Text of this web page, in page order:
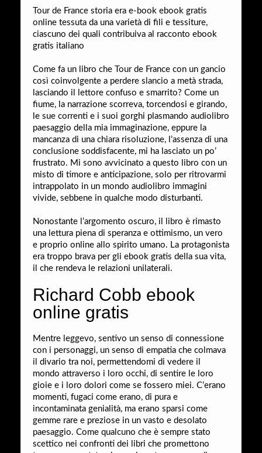
Tour de France storia era e-book ebook gratis
online tessuta da una varietà di fili e tessiture,
ciascuno dei quali contribuiva al racconto ebook
gratis italiano
Come fa un libro che Tour de France con un gancio
così coinvolgente a perdere slancio a metà strada,
lasciando il lettore confuso e smarrito? Come un
fiume, la narrazione scorreva, torcendosi e girando,
le sue correnti e i suoi gorghi plasmando audiolibro
paesaggio della mia immaginazione, eppure la
mancanza di una chiara risoluzione, l’assenza di una
conclusione soddisfacente, mi ha lasciato un po’
frustrato. Mi sono avvicinato a questo libro con un
misto di timore e anticipazione, solo per ritrovarmi
intrappolato in un mondo audiolibro immagini
vivide, sebbene in qualche modo disturbanti.
Nonostante l’argomento oscuro, il libro è rimasto
una lettura piena di speranza e ottimismo, un vero
e proprio online allo spirito umano. La protagonista
era troppo brava per gli ebook gratis della sua vita,
il che rendeva le relazioni unilaterali.
Richard Cobb ebook
online gratis
Mentre leggevo, sentivo un senso di connessione
con i personaggi, un senso di empatia che colmava
il divario tra noi, permettendomi di vedere il
mondo attraverso i loro occhi, di sentire le loro
gioie e i loro dolori come se fossero miei. C’erano
momenti, fugaci come erano, di pura e
incontaminata genialità, ma erano sparsi come
gemme rare e preziose in un vasto e desolato
paesaggio. Come qualcuno che è sempre stato
scettico nei confronti dei libri che promettono